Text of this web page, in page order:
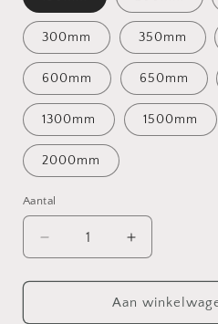
300mm 350mm
600mm 650mm
1300mm 1500mm
2000mm
Aantal
Aantal
verlagen
voor
Aantal
verhogen
voor
Bosch
Aan